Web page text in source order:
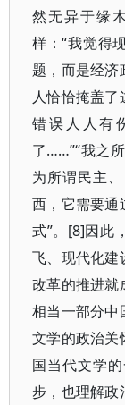
然无异于缘
样：“我觉得
题，而是经济
人恰恰掩盖
错误人人有
了……”“我之
为所谓民主
西，它需要通
式”。[8]因此
飞、现代化建
改革的推进就
相当一部分中
文学的政治关
国当代文学
步，也理解政